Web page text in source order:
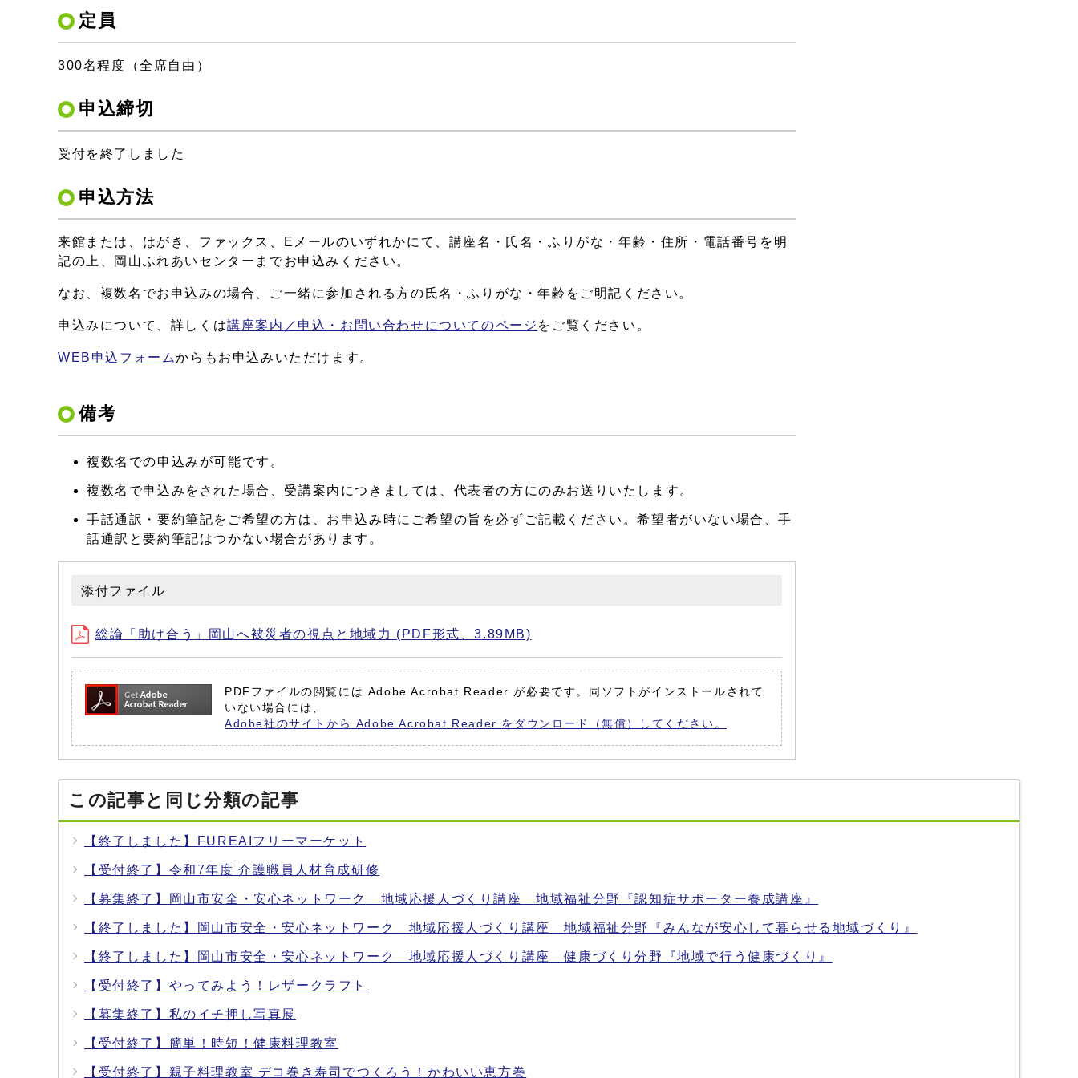
定員
300名程度（全席自由）
申込締切
受付を終了しました
申込方法
来館または、はがき、ファックス、Eメールのいずれかにて、講座名・氏名・ふりがな・年齢・住所・電話番号を明
記の上、岡山ふれあいセンターまでお申込みください。
なお、複数名でお申込みの場合、ご一緒に参加される方の氏名・ふりがな・年齢をご明記ください。
申込みについて、詳しくは講座案内／申込・お問い合わせについてのページ をご覧ください。
WEB申込フォームからもお申込みいただけます。
備考
複数名での申込みが可能です。
複数名で申込みをされた場合、受講案内につきましては、代表者の方にのみお送りいたします。
手話通訳・要約筆記をご希望の方は、お申込み時にご希望の旨を必ずご記載ください。希望者がいない場合、手
話通訳と要約筆記はつかない場合があります。
添付ファイル
総論「助け合う」岡山へ被災者の視点と地域力 (PDF形式、3.89MB)
PDFファイルの閲覧には Adobe Acrobat Reader が必要です。同ソフトがインストールされて
いない場合には、
Adobe社のサイトから Adobe Acrobat Reader をダウンロード（無償）してください。
この記事と同じ分類の記事
【終了しました】FUREAIフリーマーケット
【受付終了】令和7年度 介護職員人材育成研修
【募集終了】岡山市安全・安心ネットワーク 地域応援人づくり講座 地域福祉分野『認知症サポーター養成講座』
【終了しました】岡山市安全・安心ネットワーク 地域応援人づくり講座 地域福祉分野『みんなが安心して暮らせる地域づくり』
【終了しました】岡山市安全・安心ネットワーク 地域応援人づくり講座 健康づくり分野『地域で行う健康づくり』
【受付終了】やってみよう！レザークラフト
【募集終了】私のイチ押し写真展
【受付終了】簡単！時短！健康料理教室
【受付終了】親子料理教室 デコ巻き寿司でつくろう！かわいい恵方巻